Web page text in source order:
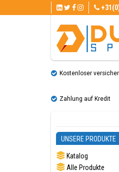
Kostenloser
Zahlung auf Kredit
UNSERE PRODUKTE
Katalog
Alle Produkte